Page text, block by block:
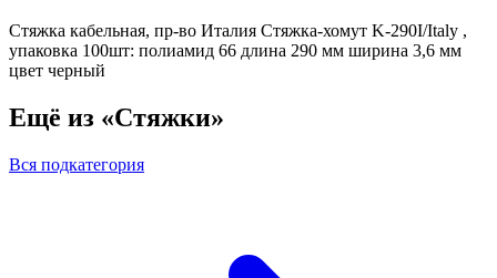
Стяжка кабельная, пр-во Италия Стяжка-хомут K-290I/Italy ,
упаковка 100шт: полиамид 66 длина 290 мм ширина 3,6 мм
цвет черный
Ещё из «Стяжки»
Вся подкатегория